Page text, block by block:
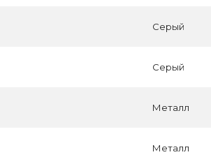
Серый
Серый
Металл
Металл